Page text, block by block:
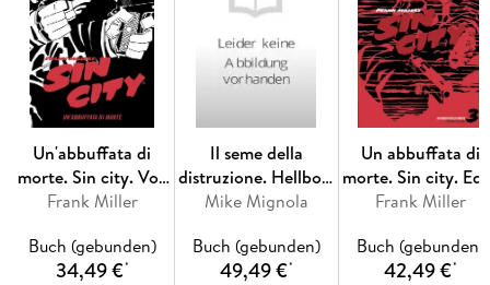
Un'abbuffata di
morte. Sin city. Vol.
3
Frank Miller
Buch (gebunden)
34,49 €*
Il seme della
distruzione. Hellboy.
30 years collection
Mike Mignola
Buch (gebunden)
49,49 €*
Un abbuffata di
morte. Sin city.
variant. Vol. 3
Frank Miller
Buch (gebunden)
42,49 €*